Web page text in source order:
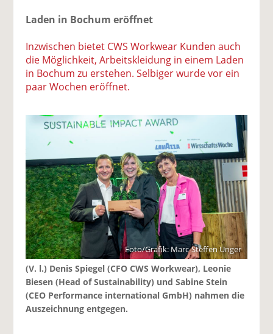
Laden in Bochum eröffnet
Inzwischen bietet CWS Workwear Kunden auch
die Möglichkeit, Arbeitskleidung in einem Laden
in Bochum zu erstehen. Selbiger wurde vor ein
paar Wochen eröffnet.
Foto/Grafik: Marc-Steffen Unger
(V. l.) Denis Spiegel (CFO CWS Workwear), Leonie
Biesen (Head of Sustainability) und Sabine Stein
(CEO Performance international GmbH) nahmen die
Auszeichnung entgegen.